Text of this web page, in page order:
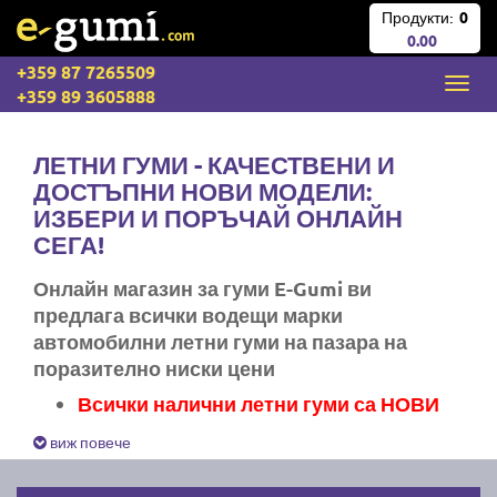
Продукти: 0
0.00
+359 87 7265509
+359 89 3605888
ЛЕТНИ ГУМИ - КАЧЕСТВЕНИ И
ДОСТЪПНИ НОВИ МОДЕЛИ:
ИЗБЕРИ И ПОРЪЧАЙ ОНЛАЙН
СЕГА!
Онлайн магазин за гуми E-Gumi ви
предлага всички водещи марки
автомобилни летни гуми на пазара на
поразително ниски цени
Всички налични летни гуми са НОВИ
Експресна доставка за цяла България
Ние не изпращаме стари гуми
виж повече